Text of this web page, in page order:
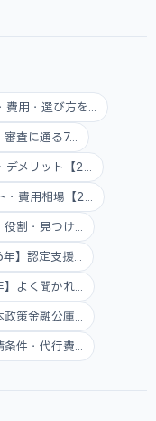
用・選び方を...
査に通る7...
メリット【2...
費用相場【2...
割・見つけ...
】認定支援...
よく聞かれ...
策金融公庫...
件・代行費...